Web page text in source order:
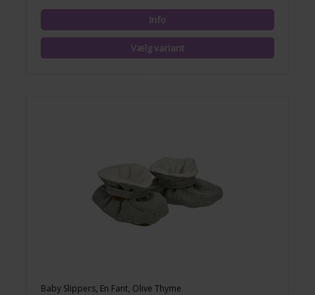
Baby Slippers, En Fant, Olive Thyme